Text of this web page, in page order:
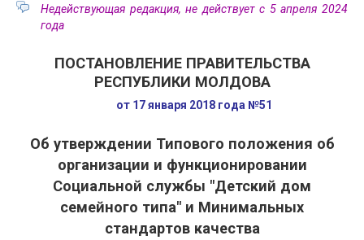
Недействующая редакция, не действует с 5 апреля 2024
года
ПОСТАНОВЛЕНИЕ ПРАВИТЕЛЬСТВА
РЕСПУБЛИКИ МОЛДОВА
от 17 января 2018 года №51
Об утверждении Типового положения об
организации и функционировании
Социальной службы "Детский дом
семейного типа" и Минимальных
стандартов качества